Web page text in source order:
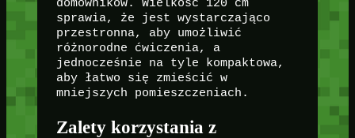
domowników. Wielkość 120 cm
sprawia, że jest wystarczająco
przestronna, aby umożliwić
różnorodne ćwiczenia, a
jednocześnie na tyle kompaktowa,
aby łatwo się zmieścić w
mniejszych pomieszczeniach.
Zalety korzystania z